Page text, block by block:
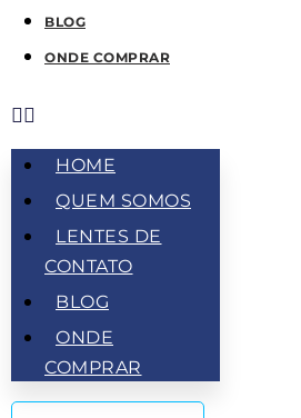
BLOG
ONDE COMPRAR
HOME
QUEM SOMOS
LENTES DE
CONTATO
BLOG
ONDE
COMPRAR